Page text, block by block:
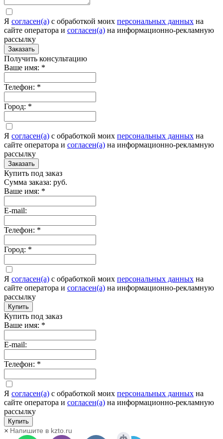
Я согласен(а) c обработкой моих персональных данных на
сайте оператора и согласен(а) на информационно-рекламную
рассылку
Заказать
Получить консультацию
Ваше имя: *
Телефон: *
Город: *
Я согласен(а) c обработкой моих персональных данных на
сайте оператора и согласен(а) на информационно-рекламную
рассылку
Заказать
Купить под заказ
Сумма заказа: руб.
Ваше имя: *
E-mail:
Телефон: *
Город: *
Я согласен(а) c обработкой моих персональных данных на
сайте оператора и согласен(а) на информационно-рекламную
рассылку
Купить
Купить под заказ
Ваше имя: *
E-mail:
Телефон: *
Я согласен(а) c обработкой моих персональных данных на
сайте оператора и согласен(а) на информационно-рекламную
рассылку
Купить
Напишите в kzto.ru
×